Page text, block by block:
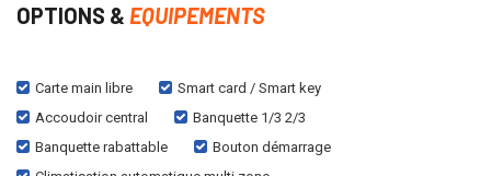
OPTIONS & EQUIPEMENTS
Carte main libre
Smart card / Smart key
Accoudoir central
Banquette 1/3 2/3
Banquette rabattable
Bouton démarrage